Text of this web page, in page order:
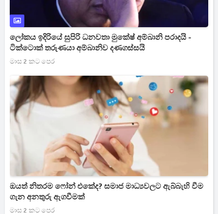
ලෝකය ඉදිරියේ සුපිරි ධනවතා මුකේෂ් අම්බානි පරාදයි -
ටික්ටොක් තරුණයා අම්බානිව දණගස්සයි
මාස 2 කට පෙර
ඔයත් නිතරම ෆෝන් එකේද? සමාජ මාධ්‍යවලට ඇබ්බැහි වීම
ගැන අනතුරු ඇගවීමක්
මාස 2 කට පෙර